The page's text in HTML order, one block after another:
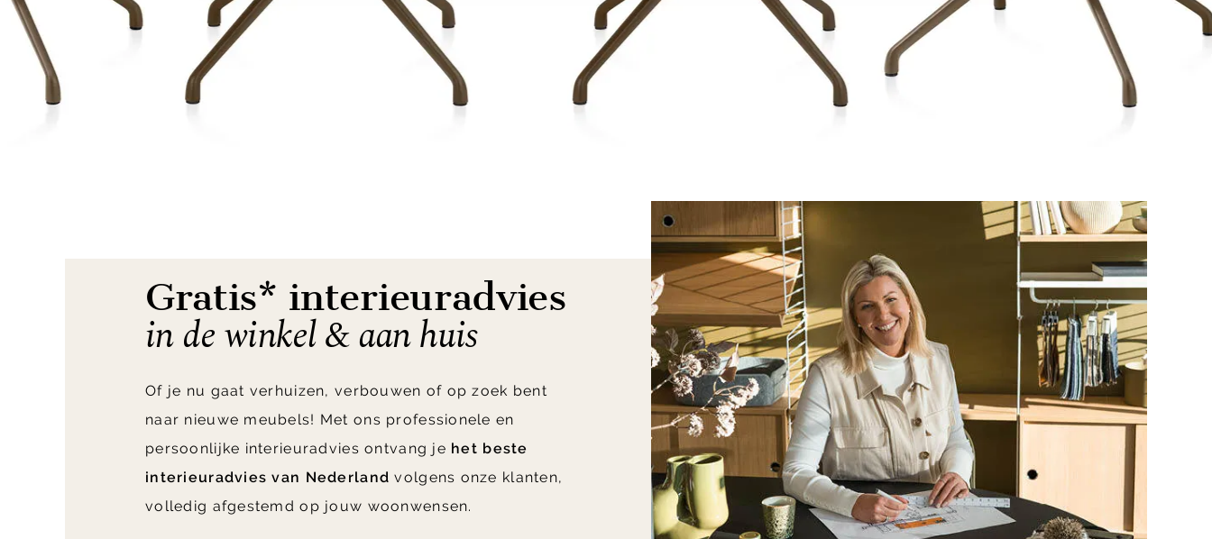
Gratis* interieuradvies
in de winkel & aan huis
Of je nu gaat verhuizen, verbouwen of op zoek bent
naar nieuwe meubels! Met ons professionele en
persoonlijke interieuradvies ontvang je het beste
interieuradvies van Nederland volgens onze klanten,
volledig afgestemd op jouw woonwensen.